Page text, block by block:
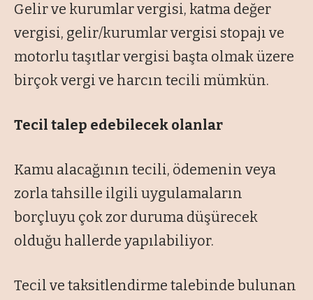
Gelir ve kurumlar vergisi, katma değer
vergisi, gelir/kurumlar vergisi stopajı ve
motorlu taşıtlar vergisi başta olmak üzere
birçok vergi ve harcın tecili mümkün.
Tecil talep edebilecek olanlar
Kamu alacağının tecili, ödemenin veya
zorla tahsille ilgili uygulamaların
borçluyu çok zor duruma düşürecek
olduğu hallerde yapılabiliyor.
Tecil ve taksitlendirme talebinde bulunan